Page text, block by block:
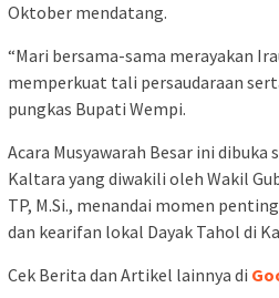
Oktober mendatang.
“Mari bersama-sama merayakan
memperkuat tali persaudaraan
pungkas Bupati Wempi.
Acara Musyawarah Besar ini dibuka
Kaltara yang diwakili oleh Wakil
TP, M.Si., menandai momen
dan kearifan lokal Dayak Tahol di
Cek Berita dan Artikel lainnya di